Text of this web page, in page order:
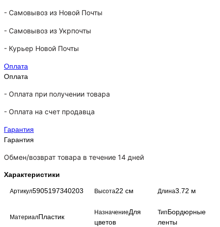
- Самовывоз из Новой Почты
- Самовывоз из Укрпочты
- Курьер Новой Почты
Оплата
Оплата
- Оплата при получении товара
- Оплата на счет продавца
Гарантия
Гарантия
Обмен/возврат товара в течение 14 дней
Характеристики
Артикул5905197340203 Высота22 см Длина3.72 м
МатериалПластик
НазначениеДля
цветов
ТипБордюрные
ленты